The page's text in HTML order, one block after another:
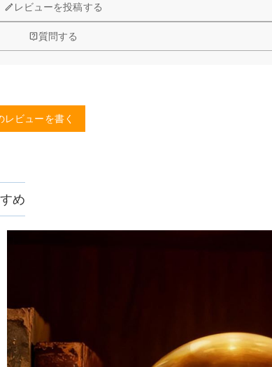
レビューを投稿する
質問する
ビューを書く
料でお見積もりを作成いたします。お気軽にお問い合わ
ご使用ください。
ご注文明細をメールにてご確認ください。
りください。配送先の国・地域によって送料が異なり
品手数料(材料費)が発生致します。詳細は
ル：service@drawelry.jp】までご連絡ください。ご連絡
移動されている。解決策：迷惑メールフォルダに届いて
め